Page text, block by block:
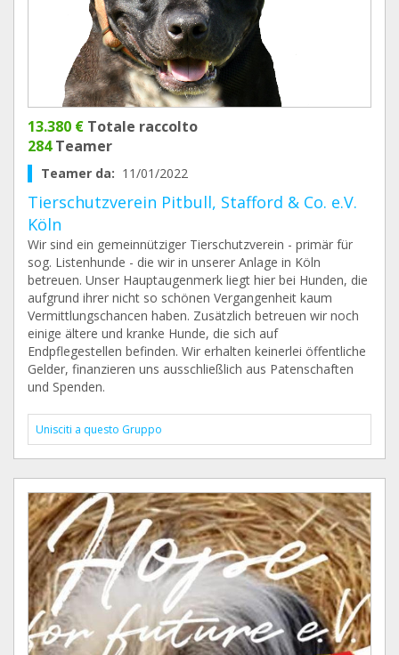
13.380 € Totale raccolto
284Teamer
Teamer da: 11/01/2022
Tierschutzverein Pitbull, Stafford & Co. e.V.
Köln
Wir sind ein gemeinnütziger Tierschutzverein - primär für
sog. Listenhunde - die wir in unserer Anlage in Köln
betreuen. Unser Hauptaugenmerk liegt hier bei Hunden, die
aufgrund ihrer nicht so schönen Vergangenheit kaum
Vermittlungschancen haben. Zusätzlich betreuen wir noch
einige ältere und kranke Hunde, die sich auf
Endpflegestellen befinden. Wir erhalten keinerlei öffentliche
Gelder, finanzieren uns ausschließlich aus Patenschaften
und Spenden.
Unisciti a questo Gruppo